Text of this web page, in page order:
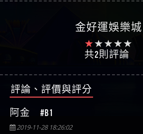
金好運娛樂城
共2則評論
評論、評價與評分
阿金 #B1
2019-11-28 18:26:02